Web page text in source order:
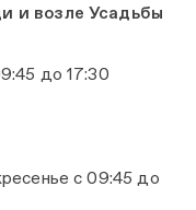
и возле Усадьбы
до 17:30
с 09:45 до